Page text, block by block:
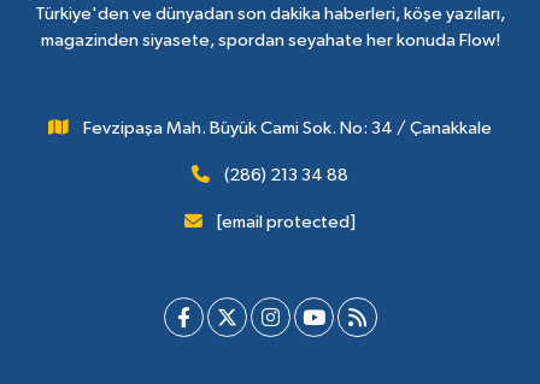
Türkiye'den ve dünyadan son dakika haberleri, köşe yazıları,
magazinden siyasete, spordan seyahate her konuda Flow!
Fevzipaşa Mah. Büyük Cami Sok. No: 34 / Çanakkale
(286) 213 34 88
[email protected]